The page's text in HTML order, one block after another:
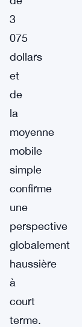
3
075
dollars
et
de
la
moyenne
mobile
simple
confirme
une
perspective
globalement
haussière
à
court
terme.